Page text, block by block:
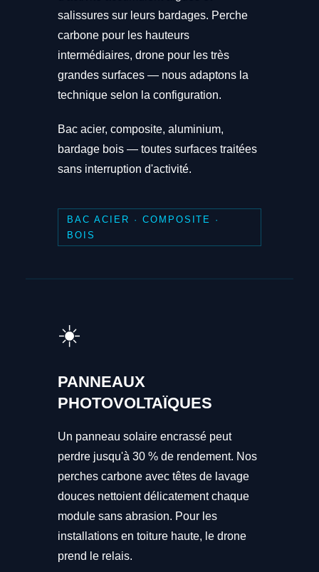
salissures sur leurs bardages. Perche
carbone pour les hauteurs
intermédiaires, drone pour les très
grandes surfaces — nous adaptons la
technique selon la configuration.
Bac acier, composite, aluminium,
bardage bois — toutes surfaces traitées
sans interruption d'activité.
BAC ACIER · COMPOSITE ·
BOIS
☀️
PANNEAUX
PHOTOVOLTAÏQUES
Un panneau solaire encrassé peut
perdre jusqu'à 30 % de rendement. Nos
perches carbone avec têtes de lavage
douces nettoient délicatement chaque
module sans abrasion. Pour les
installations en toiture haute, le drone
prend le relais.